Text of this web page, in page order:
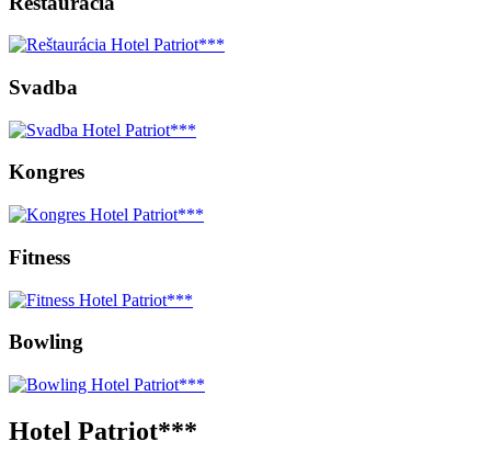
Svadba
Kongres
Fitness
Bowling
Hotel Patriot***